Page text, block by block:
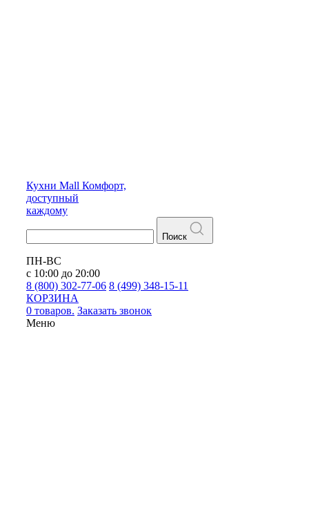
Кухни Mall Комфорт,
доступный
каждому
Поиск
ПН-ВС
с 10:00 до 20:00
8 (800) 302-77-06 8 (499) 348-15-11
КОРЗИНА
0 товаров. Заказать звонок
Меню